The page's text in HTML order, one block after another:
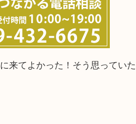
来てよかった！そう思ってい